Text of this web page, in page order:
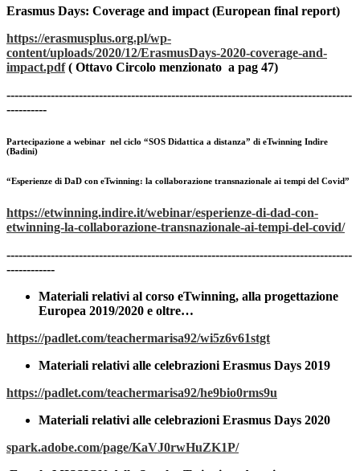
Erasmus Days: Coverage and impact (European final report)
https://erasmusplus.org.pl/wp-
content/uploads/2020/12/ErasmusDays-2020-coverage-and-
impact.pdf( Ottavo Circolo menzionato a pag 47)
--------------------------------------------------------------------------------------
----------
Partecipazione a webinar nel ciclo “SOS Didattica a distanza” di eTwinning Indire
(Badini)
“Esperienze di DaD con eTwinning: la collaborazione transnazionale ai tempi del Covid”
https://etwinning.indire.it/webinar/esperienze-di-dad-con-
etwinning-la-collaborazione-transnazionale-ai-tempi-del-covid/
--------------------------------------------------------------------------------------
------------
Materiali relativi al corso eTwinning, alla progettazione
Europea 2019/2020 e oltre…
https://padlet.com/teachermarisa92/wi5z6v61stgt
Materiali relativi alle celebrazioni Erasmus Days 2019
https://padlet.com/teachermarisa92/he9bio0rms9u
Materiali relativi alle celebrazioni Erasmus Days 2020
spark.adobe.com/page/KaVJ0rwHuZK1P/